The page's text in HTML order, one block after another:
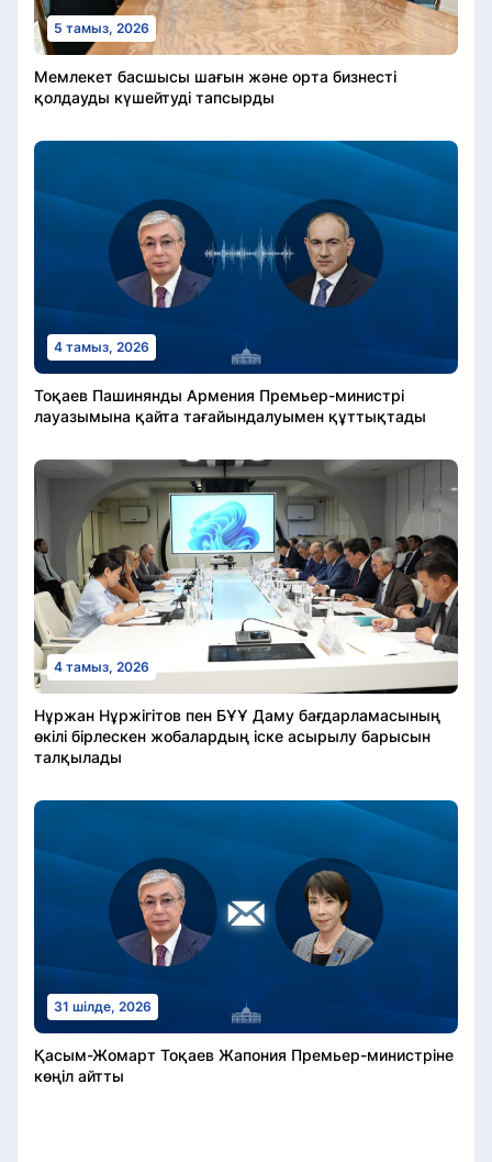
5 тамыз, 2026
Мемлекет басшысы шағын және орта бизнесті
қолдауды күшейтуді тапсырды
4 тамыз, 2026
Тоқаев Пашинянды Армения Премьер-министрі
лауазымына қайта тағайындалуымен құттықтады
4 тамыз, 2026
Нұржан Нұржігітов пен БҰҰ Даму бағдарламасының
өкілі бірлескен жобалардың іске асырылу барысын
талқылады
31 шілде, 2026
Қасым-Жомарт Тоқаев Жапония Премьер-министріне
көңіл айтты